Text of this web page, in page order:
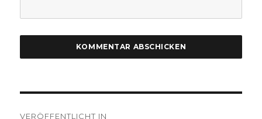
VERÖFFENTLICHT IN